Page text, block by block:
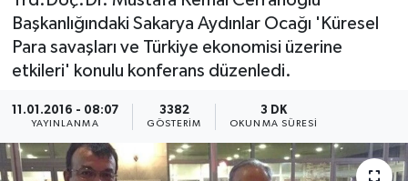
Başkanlığındaki Sakarya Aydınlar Ocağı 'Küresel
Para savaşları ve Türkiye ekonomisi üzerine
etkileri' konulu konferans düzenledi.
11.01.2016 - 08:07
YAYINLANMA
3382
GÖSTERIM
3 DK
OKUNMA SÜRESI
Yurtiçi Gezi
Ziyaretler
Hakkımızda
Yönetim Kurulu
Tüm Manşetler
Son Dakika Haberleri
Haber Arşivi